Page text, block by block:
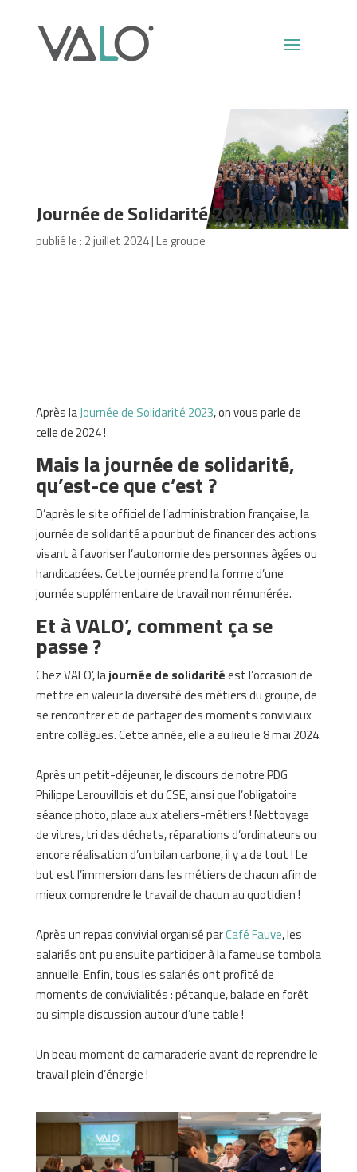
Journée de Solidarité 2024 à VALO’
publié le : 2 juillet 2024|Le groupe
Après laJournée de Solidarité 2023, on vous parle de
celle de 2024 !
Mais la journée de solidarité,
qu’est-ce que c’est ?
D’après le site officiel de l’administration française, la
journée de solidarité a pour but de financer des actions
visant à favoriser l’autonomie des personnes âgées ou
handicapées. Cette journée prend la forme d’une
journée supplémentaire de travail non rémunérée.
Et à VALO’, comment ça se
passe ?
Chez VALO’, lajournée de solidaritéest l’occasion de
mettre en valeur la diversité des métiers du groupe, de
se rencontrer et de partager des moments conviviaux
entre collègues. Cette année, elle a eu lieu le 8 mai 2024.
Après un petit-déjeuner, le discours de notre PDG
Philippe Lerouvillois et du CSE, ainsi que l’obligatoire
séance photo, place aux ateliers-métiers ! Nettoyage
de vitres, tri des déchets, réparations d’ordinateurs ou
encore réalisation d’un bilan carbone, il y a de tout ! Le
but est l’immersion dans les métiers de chacun afin de
mieux comprendre le travail de chacun au quotidien !
Après un repas convivial organisé parCafé Fauve, les
salariés ont pu ensuite participer à la fameuse tombola
annuelle. Enfin, tous les salariés ont profité de
moments de convivialités : pétanque, balade en forêt
ou simple discussion autour d’une table !
Un beau moment de camaraderie avant de reprendre le
travail plein d’énergie !